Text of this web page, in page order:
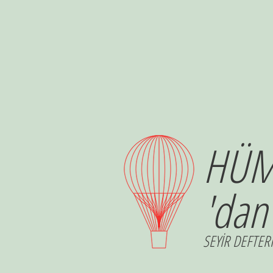
'dan
SEYİR DEFTERİ